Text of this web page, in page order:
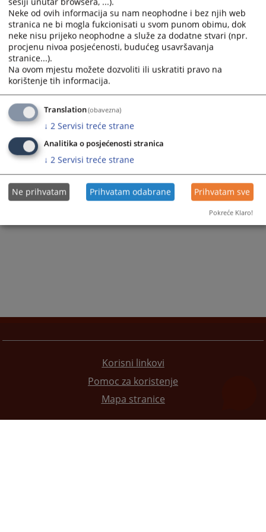
Korisni linkovi
Pomoc za koristenje
Mapa stranice
Neke od ovih informacija su nam neophodne i bez njih web
stranica ne bi mogla fukcionisati u svom punom obimu, dok
neke nisu prijeko neophodne a služe za dodatne stvari (npr.
procjenu nivoa posjećenosti, budućeg usavršavanja
stranice...).
Na ovom mjestu možete dozvoliti ili uskratiti pravo na
korištenje tih informacija.
Translation(obavezna)
↓ 2 Servisi treće strane
Analitika o posjećenosti stranica
↓ 2 Servisi treće strane
Ne prihvatam Prihvatam odabrane Prihvatam sve
Pokreće Klaro!